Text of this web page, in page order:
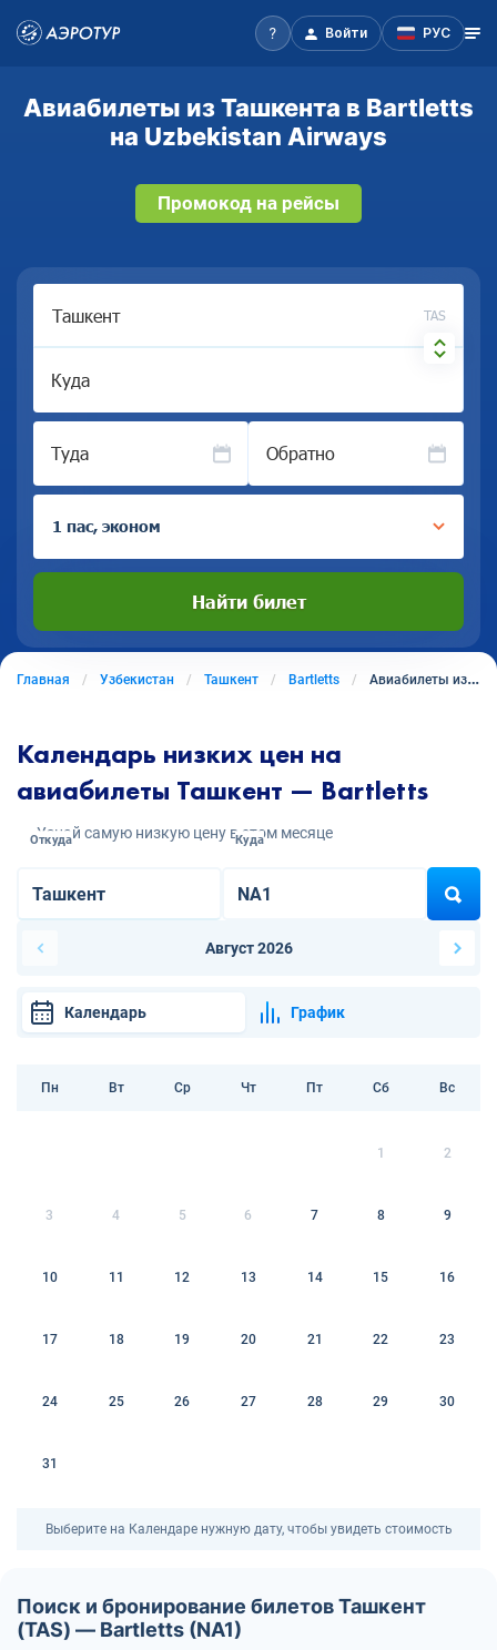
Войти РУС
Авиабилеты из Ташкента в Bartletts
на Uzbekistan Airways
Промокод на рейсы
TAS
Куда
Туда Обратно
1 пас, эконом
Найти билет
Главная Узбекистан Ташкент Bartletts Авиабилеты из Ташкента в Bartletts
Календарь низких цен на
авиабилеты Ташкент — Bartletts
Узнай самую низкую цену в этом месяце
Откуда Куда
Август 2026
Календарь График
Пн Вт Ср Чт Пт Сб Вс
1 2
3 4 5 6 7 8 9
10 11 12 13 14 15 16
17 18 19 20 21 22 23
24 25 26 27 28 29 30
31
Выберите на Календаре нужную дату, чтобы увидеть стоимость
Поиск и бронирование билетов Ташкент
(TAS) — Bartletts (NA1)